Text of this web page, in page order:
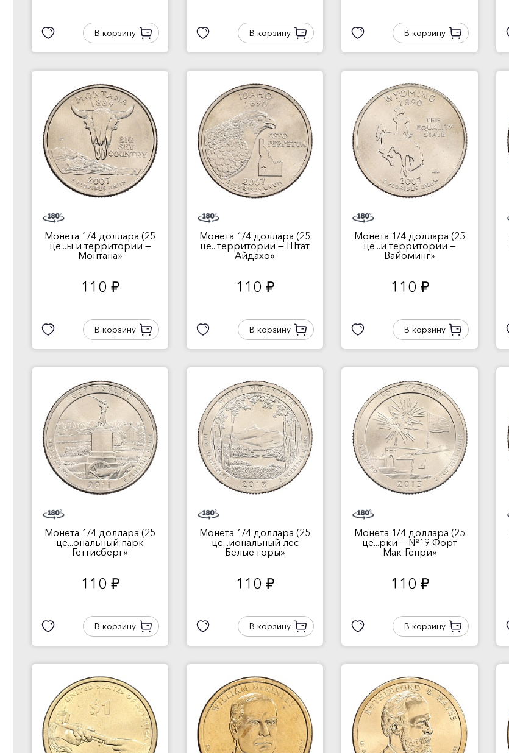
В корзину В корзину В корзину
Монета 1/4 доллара (25
це...ы и территории —
Монтана»
110 руб.
В корзину
Монета 1/4 доллара (25
це...территории — Штат
Айдахо»
110 руб.
В корзину
Монета 1/4 доллара (25
це...и территории —
Вайоминг»
110 руб.
В корзину
Монета 1/4 доллара (25
це...ональный парк
Геттисберг»
110 руб.
В корзину
Монета 1/4 доллара (25
це...иональный лес
Белые горы»
110 руб.
В корзину
Монета 1/4 доллара (25
це...рки — №19 Форт
Мак-Генри»
110 руб.
В корзину